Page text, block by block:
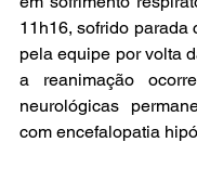
11h16, sofrido parada
pela equipe por volta
a reanimação
neurológicas
com encefalopatia